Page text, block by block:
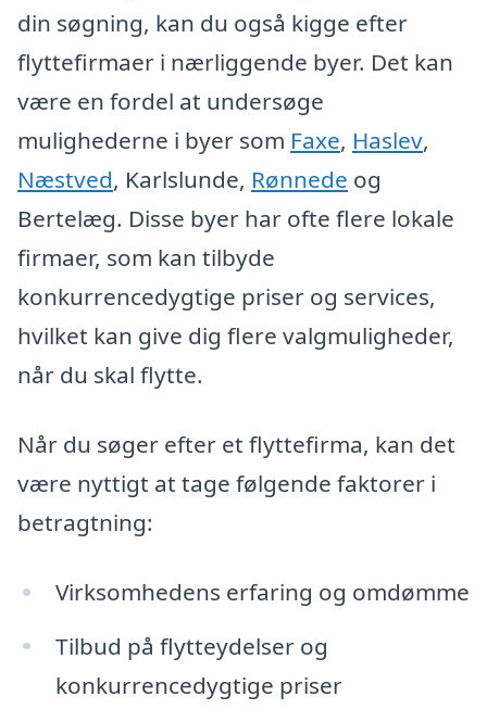
din søgning, kan du også kigge efter
flyttefirmaer i nærliggende byer. Det kan
være en fordel at undersøge
mulighederne i byer som Faxe, Haslev,
Næstved, Karlslunde, Rønnede og
Bertelæg. Disse byer har ofte flere lokale
firmaer, som kan tilbyde
konkurrencedygtige priser og services,
hvilket kan give dig flere valgmuligheder,
når du skal flytte.
Når du søger efter et flyttefirma, kan det
være nyttigt at tage følgende faktorer i
betragtning:
Virksomhedens erfaring og omdømme
Tilbud på flytteydelser og
konkurrencedygtige priser